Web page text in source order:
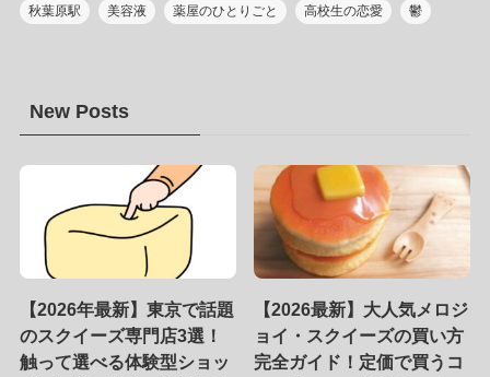
秋葉原駅 美容液 薬屋のひとりごと 高校生の恋愛 鬱
New Posts
【2026年最新】東京で話題
のスクイーズ専門店3選！
触って選べる体験型ショッ
【2026最新】大人気メロジ
ョイ・スクイーズの買い方
完全ガイド！定価で買うコ